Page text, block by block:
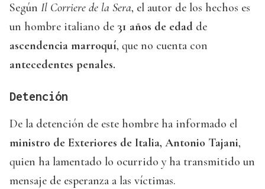
Según Il Corriere de la Sera, el autor de los hechos es
un hombre italiano de 31 años de edad de
ascendencia marroquí, que no cuenta con
antecedentes penales.
Detención
De la detención de este hombre ha informado el
ministro de Exteriores de Italia, Antonio Tajani,
quien ha lamentado lo ocurrido y ha transmitido un
mensaje de esperanza a las víctimas.